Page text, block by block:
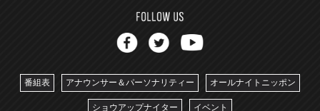
番組表 アナウンサー＆パーソナリティー オールナイトニッポン
ショウアップナイター イベント